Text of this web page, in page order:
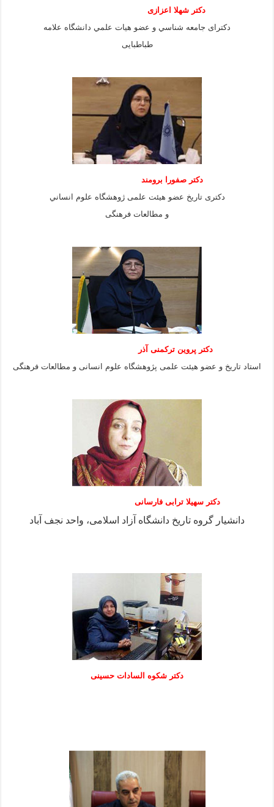
دكتر شهلا اعزازى
دكتراى جامعه شناسي و عضو هيات علمي دانشگاه علامه
طباطبايى
دكتر صفورا برومند
دكترى تاريخ عضو هيئت علمى ژوهشگاه علوم انساني
و مطالعات فرهنگى
دکتر پروین ترکمنی آذر
استاد تاریخ و عضو هیئت علمی پژوهشگاه علوم انسانی و مطالعات فرهنگى
دکتر سهیلا ترابی فارسانی
دانشیار گروه تاریخ دانشگاه آزاد اسلامی، واحد نجف آباد
دكتر شكوه السادات حسينی